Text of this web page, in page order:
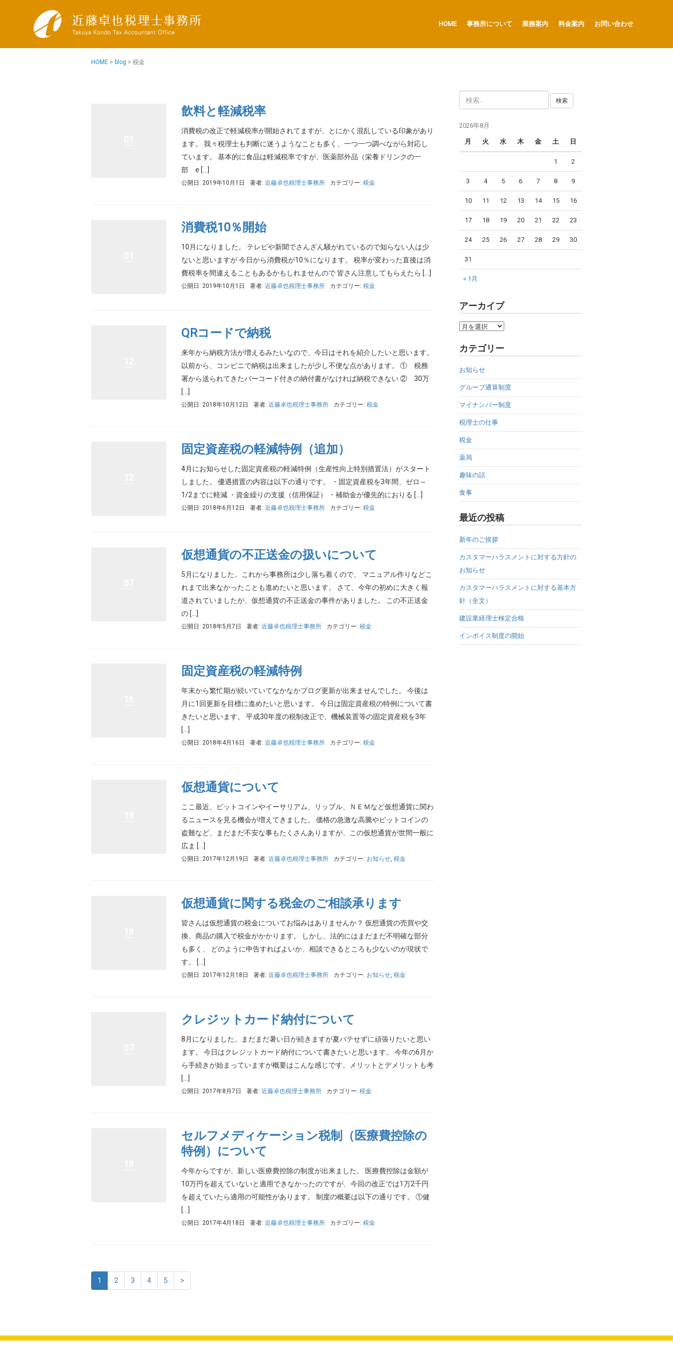
HOME 事務所について 業務案内 料金案内 お問い合わせ
HOME > blog > 税金
飲料と軽減税率
消費税の改正で軽減税率が開始されてますが、とにかく混乱している印象があり
ます。 我々税理士も判断に迷うようなことも多く、一つ一つ調べながら対応し
ています。 基本的に食品は軽減税率ですが、医薬部外品（栄養ドリンクの一
部 e […]
公開日: 2019年10月1日 著者: 近藤卓也税理士事務所 カテゴリー: 税金
消費税10％開始
10月になりました。 テレビや新聞でさんざん騒がれているので知らない人は少
ないと思いますが 今日から消費税が10％になります。 税率が変わった直後は消
費税率を間違えることもあるかもしれませんので 皆さん注意してもらえたら […]
公開日: 2019年10月1日 著者: 近藤卓也税理士事務所 カテゴリー: 税金
QRコードで納税
来年から納税方法が増えるみたいなので、今日はそれを紹介したいと思います。
以前から、コンビニで納税は出来ましたが少し不便な点があります。 ① 税務
署から送られてきたバーコード付きの納付書がなければ納税できない ② 30万
[…]
公開日: 2018年10月12日 著者: 近藤卓也税理士事務所 カテゴリー: 税金
固定資産税の軽減特例（追加）
4月にお知らせした固定資産税の軽減特例（生産性向上特別措置法）がスタート
しました。 優遇措置の内容は以下の通りです。 ・固定資産税を3年間、ゼロ～
1/2までに軽減 ・資金繰りの支援（信用保証） ・補助金が優先的におりる […]
公開日: 2018年6月12日 著者: 近藤卓也税理士事務所 カテゴリー: 税金
仮想通貨の不正送金の扱いについて
5月になりました。これから事務所は少し落ち着くので、 マニュアル作りなどこ
れまで出来なかったことも進めたいと思います。 さて、今年の初めに大きく報
道されていましたが、仮想通貨の不正送金の事件がありました。 この不正送金
の […]
公開日: 2018年5月7日 著者: 近藤卓也税理士事務所 カテゴリー: 税金
固定資産税の軽減特例
年末から繁忙期が続いていてなかなかブログ更新が出来ませんでした。 今後は
月に1回更新を目標に進めたいと思います。 今日は固定資産税の特例について書
きたいと思います。 平成30年度の税制改正で、機械装置等の固定資産税を3年
[…]
公開日: 2018年4月16日 著者: 近藤卓也税理士事務所 カテゴリー: 税金
仮想通貨について
ここ最近、ビットコインやイーサリアム、リップル、ＮＥＭなど仮想通貨に関わ
るニュースを見る機会が増えてきました。 価格の急激な高騰やビットコインの
盗難など、まだまだ不安な事もたくさんありますが、この仮想通貨が世間一般に
広ま […]
公開日: 2017年12月19日 著者: 近藤卓也税理士事務所 カテゴリー: お知らせ, 税金
仮想通貨に関する税金のご相談承ります
皆さんは仮想通貨の税金についてお悩みはありませんか？ 仮想通貨の売買や交
換、商品の購入で税金がかかります。 しかし、法的にはまだまだ不明確な部分
も多く、 どのように申告すればよいか、相談できるところも少ないのが現状で
す。 […]
公開日: 2017年12月18日 著者: 近藤卓也税理士事務所 カテゴリー: お知らせ, 税金
クレジットカード納付について
8月になりました。まだまだ暑い日が続きますが夏バテせずに頑張りたいと思い
ます。 今日はクレジットカード納付について書きたいと思います。 今年の6月か
ら手続きが始まっていますが概要はこんな感じです。メリットとデメリットも考
[…]
公開日: 2017年8月7日 著者: 近藤卓也税理士事務所 カテゴリー: 税金
セルフメディケーション税制（医療費控除の
特例）について
今年からですが、新しい医療費控除の制度が出来ました。 医療費控除は金額が
10万円を超えていないと適用できなかったのですが、今回の改正では1万2千円
を超えていたら適用の可能性があります。 制度の概要は以下の通りです。 ①健
[…]
公開日: 2017年4月18日 著者: 近藤卓也税理士事務所 カテゴリー: 税金
1 2 3 4 5 >
索
:2026年8月
月 火 水 木 金 土 日
« 1月
1 2
3 4 5 6 7 8 9
10 11 12 13 14 15 16
17 18 19 20 21 22 23
24 25 26 27 28 29 30
31
アーカイブ
ア
カ
ブ
カテゴリー
お知らせ
グループ通算制度
マイナンバー制度
税理士の仕事
税金
薬局
趣味の話
食事
最近の投稿
新年のご挨拶
カスタマーハラスメントに対する方針の
お知らせ
カスタマーハラスメントに対する基本方
針（全文）
建設業経理士検定合格
インボイス制度の開始